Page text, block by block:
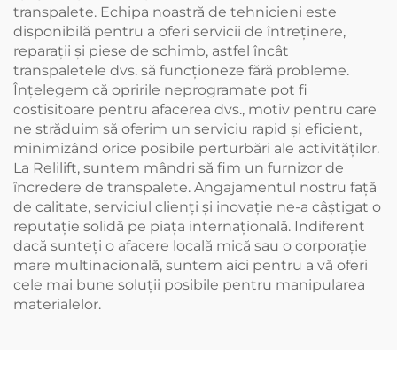
transpalete. Echipa noastră de tehnicieni este
disponibilă pentru a oferi servicii de întreținere,
reparații și piese de schimb, astfel încât
transpaletele dvs. să funcționeze fără probleme.
Înțelegem că opririle neprogramate pot fi
costisitoare pentru afacerea dvs., motiv pentru care
ne străduim să oferim un serviciu rapid și eficient,
minimizând orice posibile perturbări ale activităților.
La Relilift, suntem mândri să fim un furnizor de
încredere de transpalete. Angajamentul nostru față
de calitate, serviciul clienți și inovație ne-a câștigat o
reputație solidă pe piața internațională. Indiferent
dacă sunteți o afacere locală mică sau o corporație
mare multinacională, suntem aici pentru a vă oferi
cele mai bune soluții posibile pentru manipularea
materialelor.